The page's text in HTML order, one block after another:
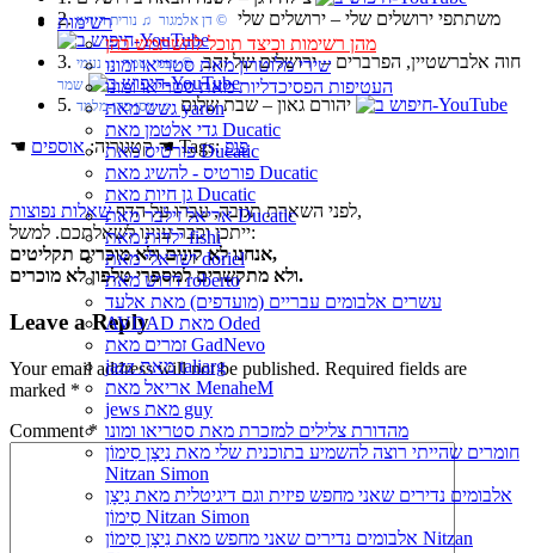
רשימות
מהן רשימות וכיצד תוכל להשתמש בהן
שירי מלוטרון מאת סטריאו ומונו
העטיפות הפסיכדליות מאת סטריאו ומונו
גשש מאת yaron
גדי אלטמן מאת Ducatic
פורטיס מאת Ducatic
פורטיס - להשיג מאת Ducatic
גן חיות מאת Ducatic
אריאל זילבר מאת Ducatic
ילדות מאת fishi
ישראלי מאת doriel
דרוש מאת roberto
עשרים אלבומים עבריים (מועדפים) מאת אלעד
AVDAD מאת Oded
זמרים מאת GadNevo
jazz מאת taliarg
אריאל מאת MenaheM
jews מאת guy
מהדורת צלילים למזכרת מאת סטריאו ומונו
חומרים שהייתי רוצה להשמיע בתוכנית שלי מאת נִיצָן סִימוֹן
Nitzan Simon
אלבומים נדירים שאני מחפש פיזית וגם דיגיטלית מאת נִיצָן
סִימוֹן Nitzan Simon
אלבומים נדירים שאני מחפש מאת נִיצָן סִימוֹן Nitzan
2. משתתפי ירושלים שלי‏ – ירושלים שלי ‏ © דן אלמגור‏ ♫ נורית הירש
3. חוה אלברשטיין, הפרברים‏ – ירושלים של זהב‏ © נעמי שמר‏ ♫ נעמי
שמר
5. יהורם גאון‏ – שבת שלום ‏ ♫ ניסן כהן-מלמד
☚ קטגוריה:אוספים ☚ Tags:פופ
לפני השארת תגובה, עברו על הדףשאלות נפוצות
,
ייתכן וכבר ענינו לשאלתכם. למשל:
אנחנו לא קונים ולא מוכרים תקליטים,
ולא מתקשרים למספרי טלפון לא מוכרים.
Leave a Reply
Your email address will not be published. Required fields are
marked *
Comment*